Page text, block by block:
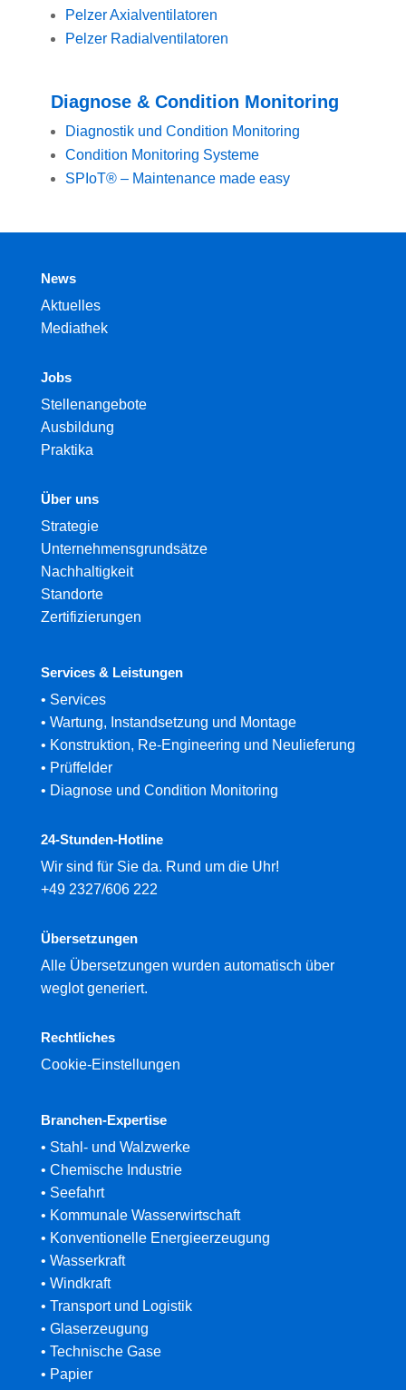
Pelzer Axialventilatoren
Pelzer Radialventilatoren
Diagnose & Condition Monitoring
Diagnostik und Condition Monitoring
Condition Monitoring Systeme
SPIoT® – Maintenance made easy
News
Aktuelles
Mediathek
Jobs
Stellenangebote
Ausbildung
Praktika
Über uns
Strategie
Unternehmensgrundsätze
Nachhaltigkeit
Standorte
Zertifizierungen
Services & Leistungen
• Services
• Wartung, Instandsetzung und Montage
• Konstruktion, Re-Engineering und Neulieferung
• Prüffelder
• Diagnose und Condition Monitoring
24-Stunden-Hotline
Wir sind für Sie da. Rund um die Uhr!
+49 2327/606 222
Übersetzungen
Alle Übersetzungen wurden automatisch über
weglot generiert.
Rechtliches
Cookie-Einstellungen
Branchen-Expertise
• Stahl- und Walzwerke
• Chemische Industrie
• Seefahrt
• Kommunale Wasserwirtschaft
• Konventionelle Energieerzeugung
• Wasserkraft
• Windkraft
• Transport und Logistik
• Glaserzeugung
• Technische Gase
• Papier